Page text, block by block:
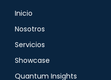
Inicio
Nosotros
Servicios
Showcase
Quantum Insights